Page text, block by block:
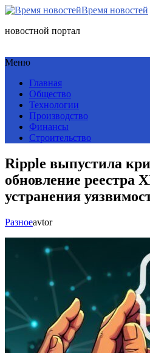
Время новостей
новостной портал
Меню
Главная
Общество
Технологии
Производство
Финансы
Строительство
Ripple выпустила
обновление реестра
устранения
Разноеavtor